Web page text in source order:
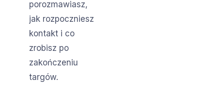
porozmawiasz,
jak rozpoczniesz
kontakt i co
zrobisz po
zakończeniu
targów.